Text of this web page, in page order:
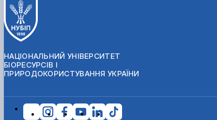
НАЦІОНАЛЬНИЙ УНІВЕРСИТЕТ
БІОРЕСУРСІВ І
ПРИРОДОКОРИСТУВАННЯ УКРАЇНИ